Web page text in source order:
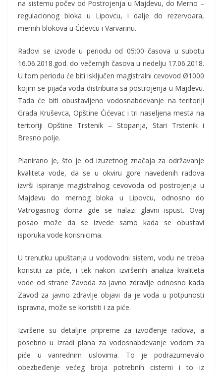
na sistemu počev od Postrojenja u Majdevu, do Merno –
regulacionog bloka u Lipovcu, i dalje do rezervoara,
mernih blokova u Ćićevcu i Varvarinu.
Radovi se izvode u periodu od 05:00 časova u subotu
16.06.2018.god. do večernjih časova u nedelju 17.06.2018.
U tom periodu će biti isključen magistralni cevovod Ø1000
kojim se pijaća voda distribuira sa postrojenja u Majdevu.
Tada će biti obustavljeno vodosnabdevanje na teritoriji
Grada Kruševca, Opštine Ćićevac i tri naseljena mesta na
teritoriji Opštine Trstenik – Stopanja, Stari Trstenik i
Bresno polje.
Planirano je, što je od izuzetnog značaja za održavanje
kvaliteta vode, da se u okviru gore navedenih radova
izvrši ispiranje magistralnog cevovoda od postrojenja u
Majdevu do mernog bloka u Lipovcu, odnosno do
Vatrogasnog doma gde se nalazi glavni ispust. Ovaj
posao može da se izvede samo kada se obustavi
isporuka vode korisnicima.
U trenutku upuštanja u vodovodni sistem, vodu ne treba
koristiti za piće, i tek nakon izvršenih analiza kvaliteta
vode od strane Zavoda za javno zdravlje odnosno kada
Zavod za javno zdravlje objavi da je voda u potpunosti
ispravna, može se koristiti i za piće.
Izvršene su detaljne pripreme za izvođenje radova, a
posebno u izradi plana za vodosnabdevanje vodom za
piće u vanrednim uslovima. To je podrazumevalo
obezbeđenje većeg broja potrebnih cisterni i to iz